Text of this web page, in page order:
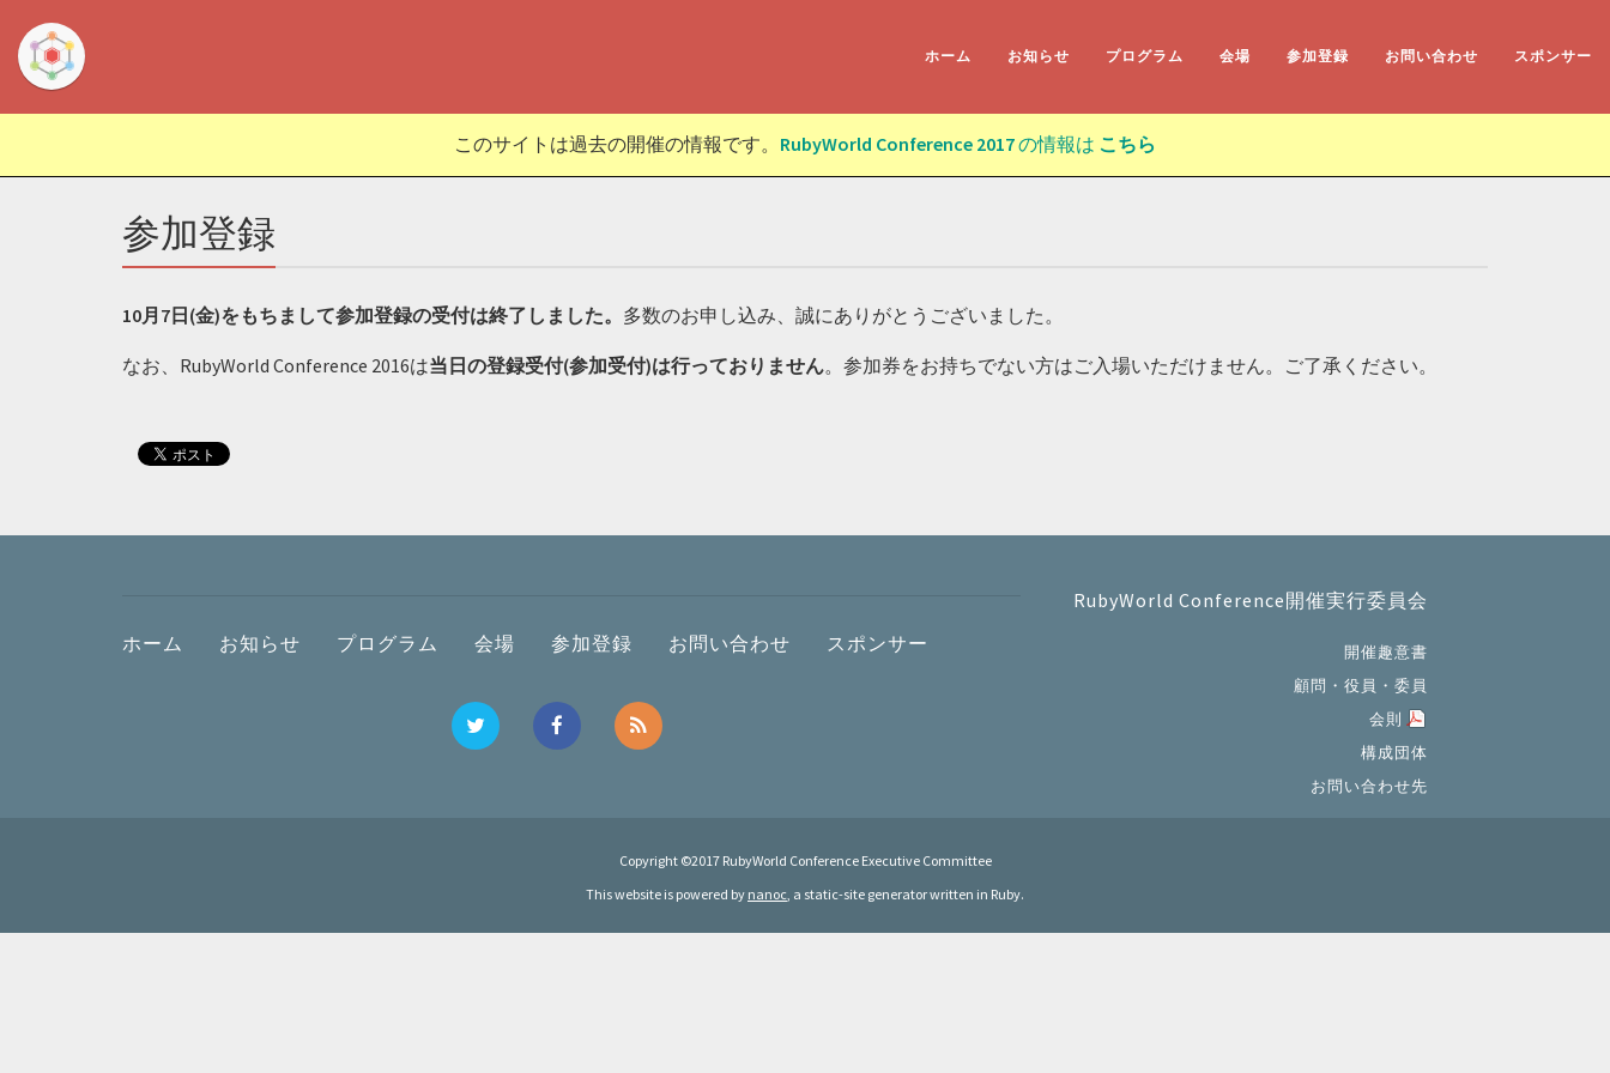
このサイトは過去の開催の情報です。 RubyWorld Conference 2017の情報は こちら
ホーム お知らせ プログラム 会場 参加登録 お問い合わせ スポンサー
参加登録
10月7日(金)をもちまして参加登録の受付は終了しました。 多数のお申し込み、誠にありがとうございました。
なお、RubyWorld Conference 2016は当日の登録受付(参加受付)は行っておりません。参加券をお持ちでない方はご入場いただけません。ご了承ください。
ホーム お知らせ プログラム 会場 参加登録 お問い合わせ スポンサー
RubyWorld Conference開催実行委員会
開催趣意書
顧問・役員・委員
会則
構成団体
お問い合わせ先
Copyright ©2017 RubyWorld Conference Executive Committee
This website is powered by nanoc , a static-site generator written in Ruby.